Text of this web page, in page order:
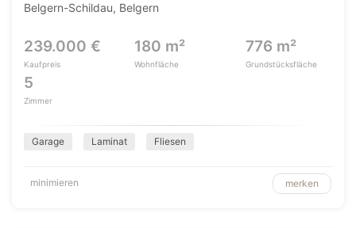
Belgern-Schildau, Belgern
239.000 €
Kaufpreis
180 m²
Wohnfläche
776 m²
Grundstücksfläche
5
Zimmer
Garage Laminat Fliesen
minimieren merken